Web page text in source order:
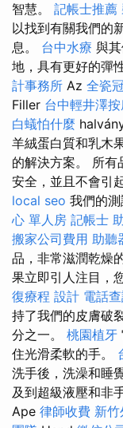
智慧。 記帳士推薦
以找到有關我們的
息。 台中水療 與
地，具有更好的彈
計事務所 Az 全瓷
Filler 台中輕井澤
白蟻怕什麼
羊絨蛋白質和乳木
的解決方案。 所有
安全，並且不會引
local seo 我們的
心 單人房 記帳士
搬家公司費用 助聽
品，非常滋潤乾燥
果立即引人注目，
復療程 設計 電話
持了我們的皮膚破
分之一。 桃園植牙
住光滑柔軟的手。
洗手後，洗澡和睡
及到超級液壓和非
Ape 律師收費 新竹